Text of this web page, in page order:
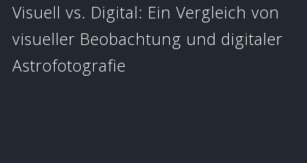
Visuell vs. Digital: Ein Vergleich von
visueller Beobachtung und digitaler
Astrofotografie